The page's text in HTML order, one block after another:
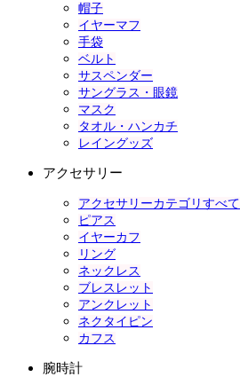
帽子
イヤーマフ
手袋
ベルト
サスペンダー
サングラス・眼鏡
マスク
タオル・ハンカチ
レイングッズ
アクセサリー
アクセサリーカテゴリすべて
ピアス
イヤーカフ
リング
ネックレス
ブレスレット
アンクレット
ネクタイピン
カフス
腕時計